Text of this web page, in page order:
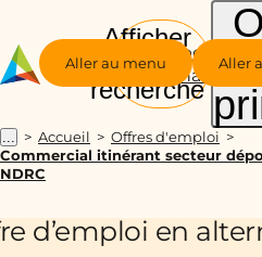
Aller au menu Aller
Groupe
Alternance
Afficher
la
recherche
le
... Accueil
Offres d'emploi
Commercial itinérant secteur
NDRC
d’emploi en